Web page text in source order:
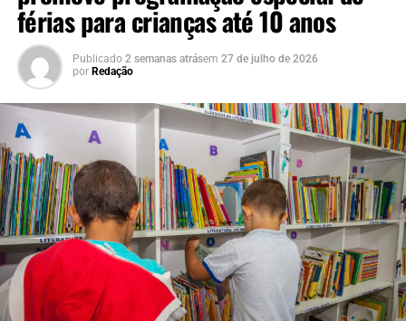
“Uma escola bem
estruturada oferece
melhores condições para
que os estudantes
aprendam, convivam e se
desenvolvam. A reforma da
quadra e a requalificação
do pátio também
representam um avanço
importante na inclusão,
férias para crianças até 10 anos
Publicado 2 semanas atrásem 27 de julho de 2026
por Redação